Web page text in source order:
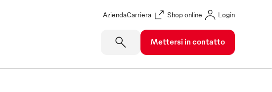
AziendaCarriera Shop online Login
Mettersi in contatto